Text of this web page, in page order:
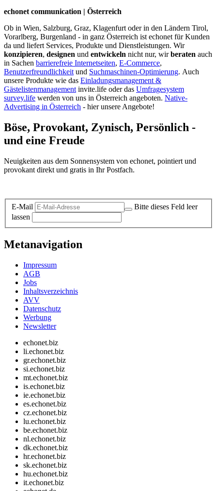
echonet communication | Österreich
Ob in Wien, Salzburg, Graz, Klagenfurt oder in den Ländern Tirol,
Vorarlberg, Burgenland - in ganz Österreich ist echonet für Kunden
da und liefert Services, Produkte und Dienstleistungen. Wir
konzipieren, designen und entwickeln nicht nur, wirberaten auch
in Sachen barrierefreie Internetseiten, E-Commerce,
Benutzerfreundlichkeit und Suchmaschinen-Optimierung. Auch
unsere Produkte wie das Einladungsmanagement &
Gästelistenmanagement invite.life oder das Umfragesystem
survey.life werden von uns in Österreich angeboten. Native-
Advertising in Österreich - hier unsere Angebote!
Böse, Provokant, Zynisch, Persönlich -
und eine Freude
Neuigkeiten aus dem Sonnensystem von echonet, pointiert und
provokant direkt und gratis in Ihr Postfach.
E-Mail
Bitte dieses Feld leer
lassen
Metanavigation
Impressum
AGB
Jobs
Inhaltsverzeichnis
AVV
Datenschutz
Werbung
Newsletter
echonet.biz
li.echonet.biz
gr.echonet.biz
si.echonet.biz
mt.echonet.biz
is.echonet.biz
ie.echonet.biz
es.echonet.biz
cz.echonet.biz
lu.echonet.biz
be.echonet.biz
nl.echonet.biz
dk.echonet.biz
hr.echonet.biz
sk.echonet.biz
hu.echonet.biz
it.echonet.biz